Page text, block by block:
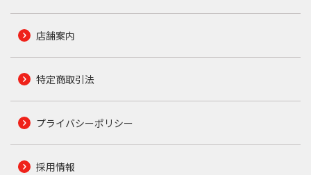
店舗案内
特定商取引法
プライバシーポリシー
採用情報